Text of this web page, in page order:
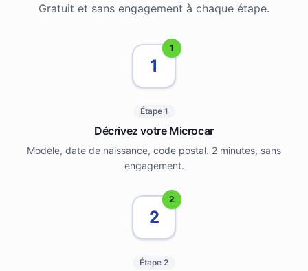
Gratuit et sans engagement à chaque étape.
1
1
Étape 1
Décrivez votre Microcar
Modèle, date de naissance, code postal. 2 minutes, sans
engagement.
2
2
Étape 2